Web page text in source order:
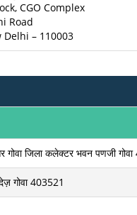
CGO Complex
Road
Delhi – 110003
गोवा जिला कलेक्टर भवन पणजी
गोवा 403521